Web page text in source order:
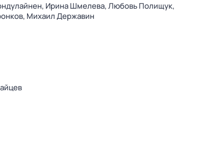
Ирина Шмелева,Любовь Полищук,
Михаил Державин